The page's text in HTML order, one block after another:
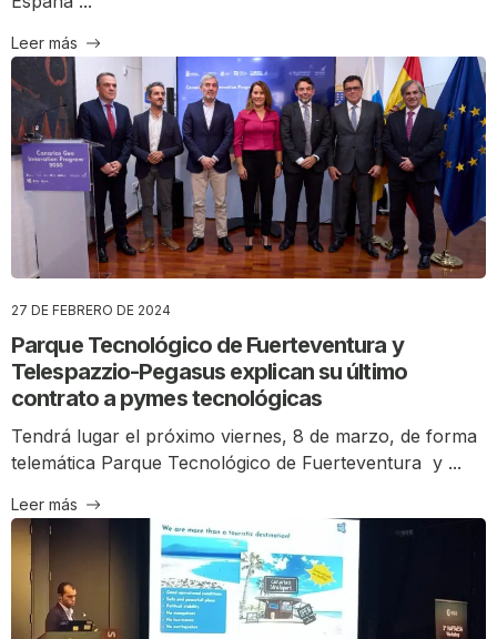
Leer más
27 DE FEBRERO DE 2024
Parque Tecnológico de Fuerteventura y
Telespazzio-Pegasus explican su último
contrato a pymes tecnológicas
Tendrá lugar el próximo viernes, 8 de marzo, de forma
telemática Parque Tecnológico de Fuerteventura y ...
Leer más